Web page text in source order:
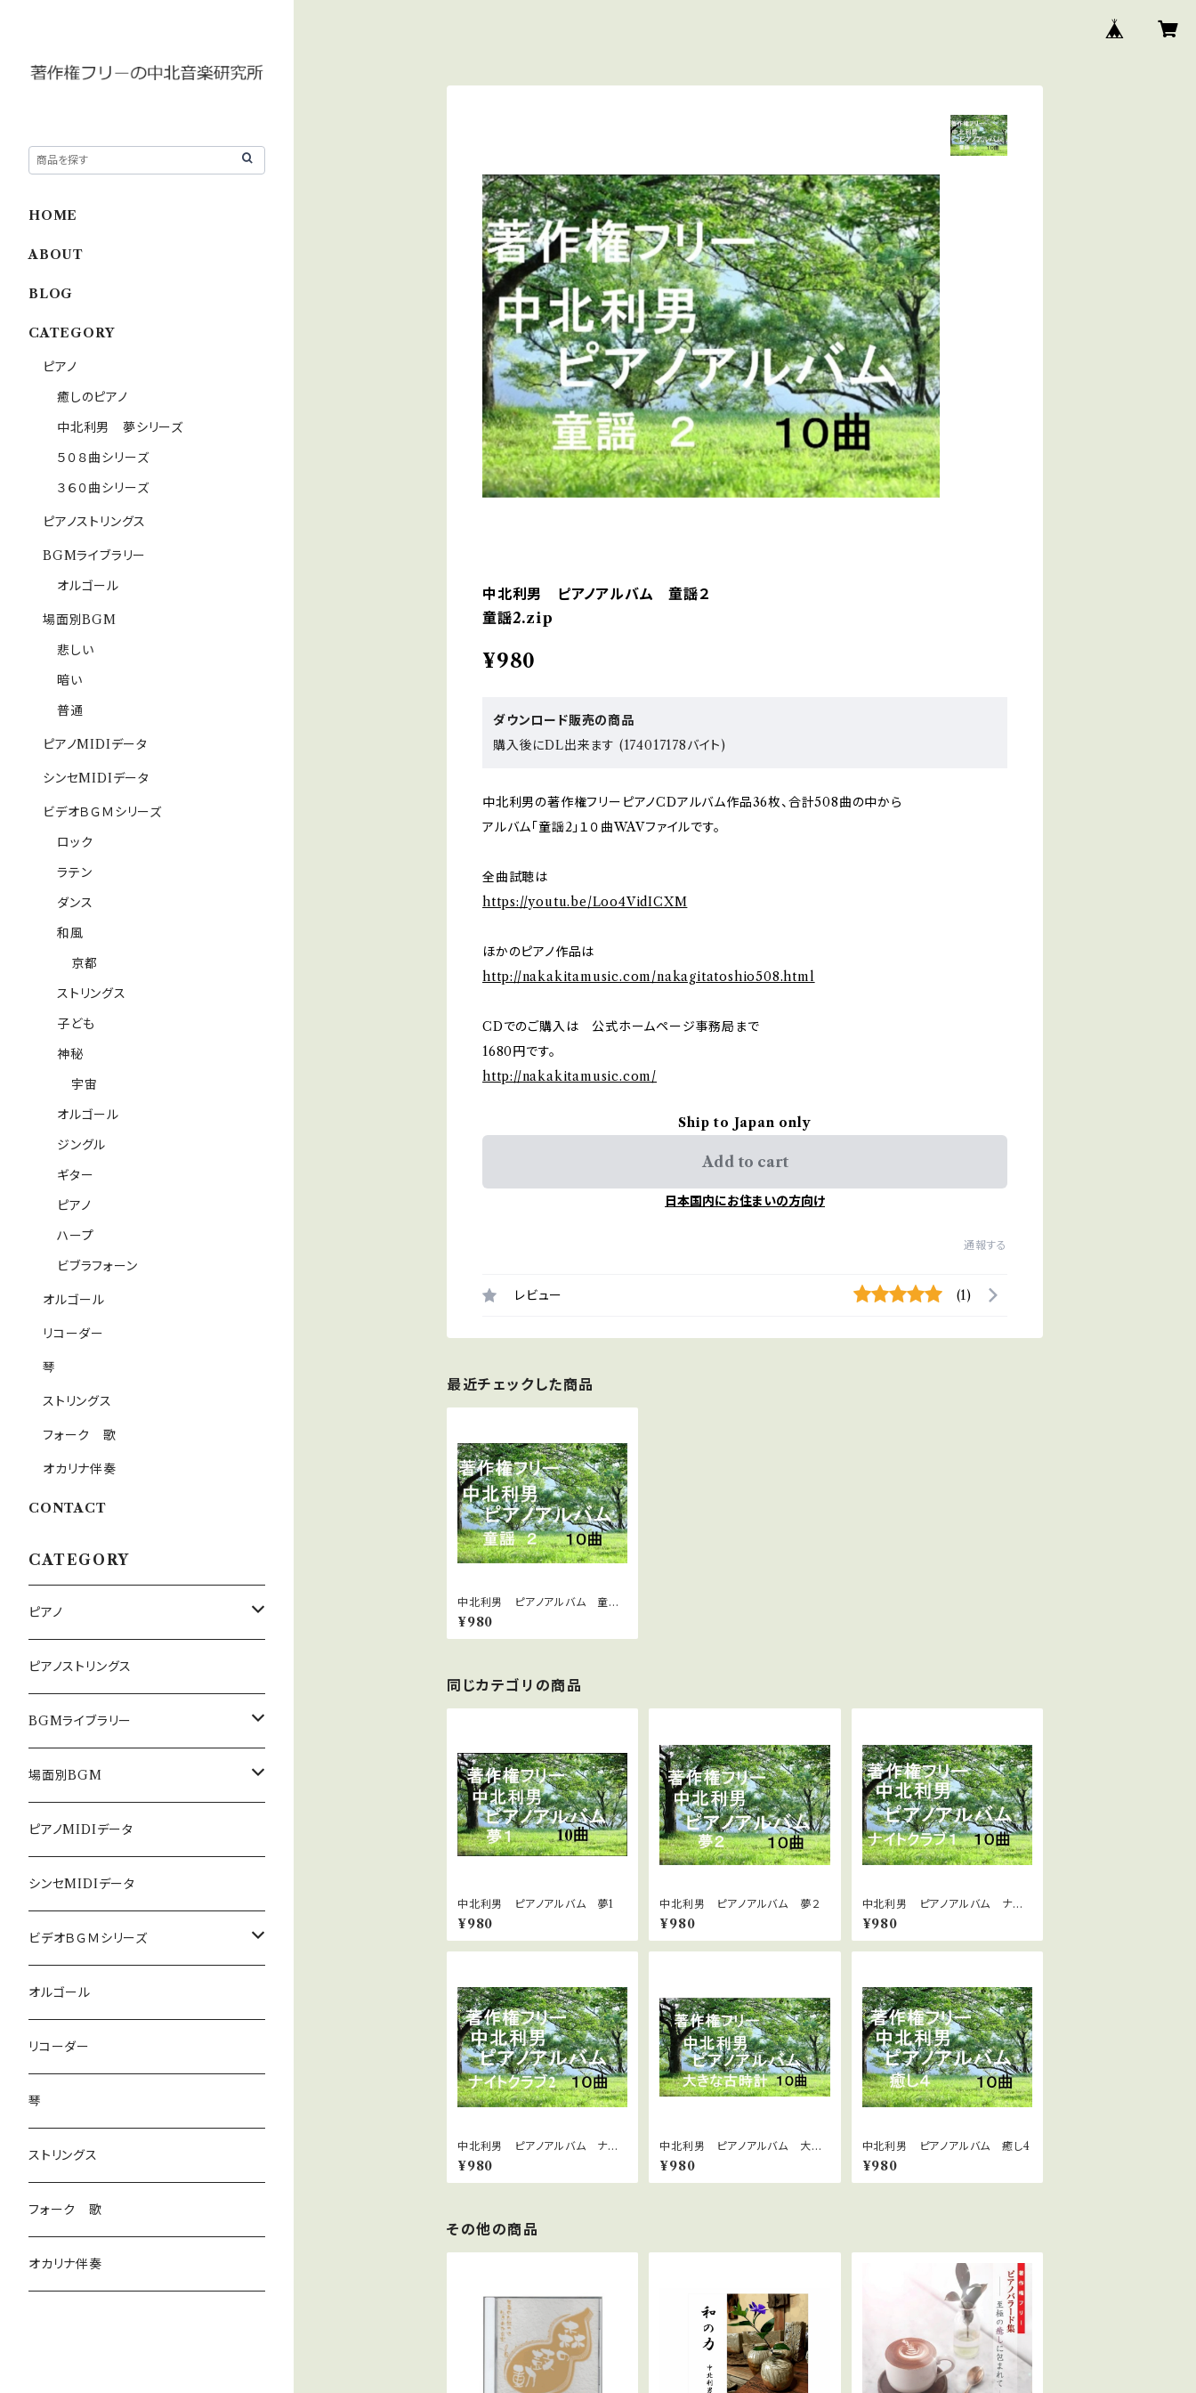
中北利男 ピアノアルバム 童謡２
童謡2.zip
¥980
ダウンロード販売の商品
購入後にDL出来ます (174017178バイト)
中北利男の著作権フリーピアノCDアルバム作品36枚、合計508曲の中から
アルバム「童謡2」１０曲WAVファイルです。
全曲試聴は
https://youtu.be/Loo4VidICXM
ほかのピアノ作品は
http://nakakitamusic.com/nakagitatoshio508.html
CDでのご購入は 公式ホームページ事務局まで
1680円です。
http://nakakitamusic.com/
Ship to Japan only
Add to cart
日本国内にお住まいの方向け
通報する
レビュー (1)
最近チェックした商品
中北利男 ピアノアルバム 童謡
２
¥980
同じカテゴリの商品
中北利男 ピアノアルバム 夢1
¥980
中北利男 ピアノアルバム 夢２
¥980
中北利男 ピアノアルバム ナイト
クラブ１
¥980
中北利男 ピアノアルバム ナイト
クラブ２
¥980
中北利男 ピアノアルバム 大き
な古時計
¥980
中北利男 ピアノアルバム 癒し4
¥980
その他の商品
HOME
ABOUT
BLOG
CATEGORY
ピアノ
癒しのピアノ
中北利男 夢シリーズ
５０８曲シリーズ
３６０曲シリーズ
ピアノストリングス
BGMライブラリー
オルゴール
場面別BGM
悲しい
暗い
普通
ピアノMIDIデータ
シンセMIDIデータ
ビデオＢＧＭシリーズ
ロック
ラテン
ダンス
和風
京都
ストリングス
子ども
神秘
宇宙
オルゴール
ジングル
ギター
ピアノ
ハープ
ビブラフォーン
オルゴール
リコーダー
琴
ストリングス
フォーク 歌
オカリナ伴奏
CONTACT
CATEGORY
ピアノ
癒しのピアノ
中北利男 夢シリーズ
５０８曲シリーズ
３６０曲シリーズ
ピアノストリングス
BGMライブラリー
オルゴール
場面別BGM
悲しい
暗い
普通
ピアノMIDIデータ
シンセMIDIデータ
ビデオＢＧＭシリーズ
ロック
ラテン
ダンス
和風
京都
ストリングス
子ども
オルゴール
リコーダー
琴
ストリングス
フォーク 歌
オカリナ伴奏